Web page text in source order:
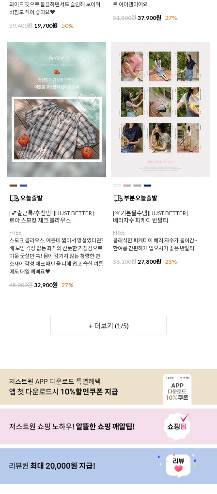
와이드 핏으로 깔끔하면서도 슬림해 보이며,
비침도 적어 좋아요♥
39,400원 19,700원 50%
트 아이템이에요
51,800원37,900원 27%
[💕출근룩/추천템!][JUST BETTER]
로아 스모킹 체크 블라우스
FREE
스모크 블라우스, 예쁜데 짧아서 망설였다면?
배 보임 걱정 없는 최적의 산뜻한 기장감으로
미운 군살만 쏙! 몸에 감기지 않는 청량한 면
소재에 감성 체크 패턴을 더해 덥고 습한 여름
에도 매일 예뻐요♥
45,000원32,900원 27%
[👚기본필수템][JUST BETTER]
베러자수 피케이 반팔티
FREE
클래식한 피케티에 베러 자수가 들어간~
한여름 간편하게 입으시기 좋은 반팔티
36,100원 27,800원 23%
+ 더보기 (1/5)